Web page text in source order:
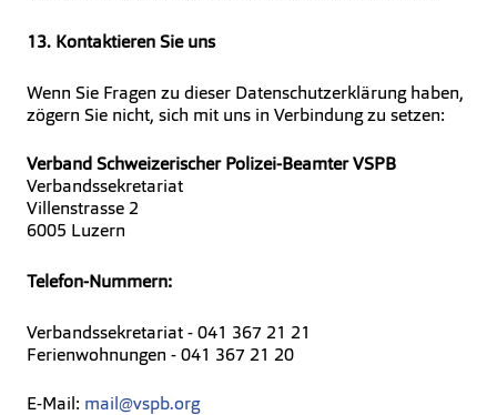
13. Kontaktieren Sie uns
Wenn Sie Fragen zu dieser Datenschutzerklärung haben,
zögern Sie nicht, sich mit uns in Verbindung zu setzen:
Verband Schweizerischer Polizei-Beamter VSPB
Verbandssekretariat
Villenstrasse 2
6005 Luzern
Telefon-Nummern:
Verbandssekretariat - 041 367 21 21
Ferienwohnungen - 041 367 21 20
E-Mail: mail@vspb.org